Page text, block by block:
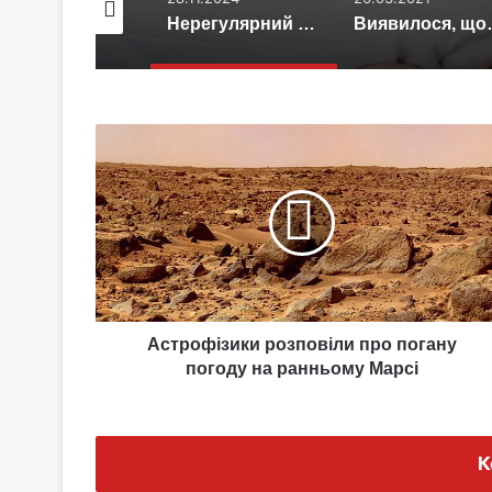
Нерегулярний сон збільшує шанси на серцевий напад на чверть Виявилося, що
про
погану
погоду
на
ранньому
Марсі
Астрофізики розповіли про погану
погоду на ранньому Марсі